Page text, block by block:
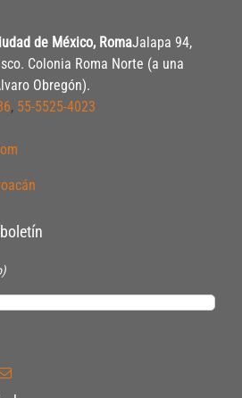
de México, RomaJalapa 94,
Colonia Roma Norte (a una
Obregón).
, 55-5525-4023